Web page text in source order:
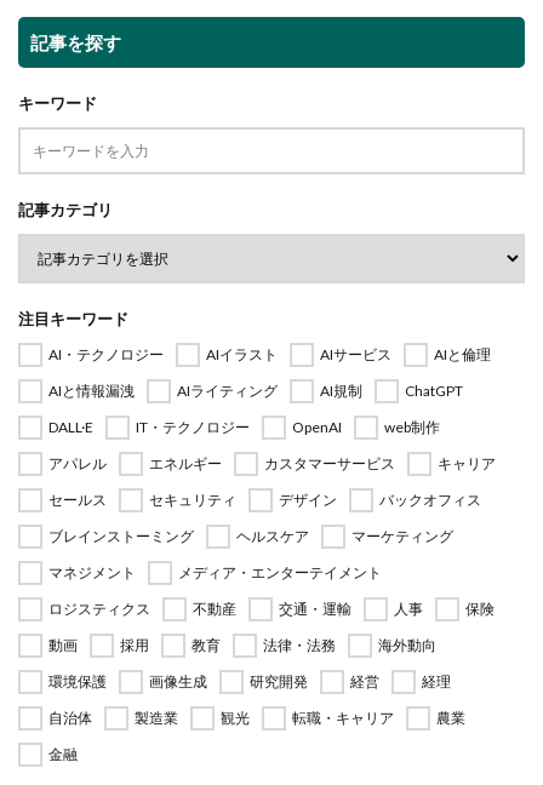
記事を探す
キーワード
記事カテゴリ
注目キーワード
AI・テクノロジー AIイラスト AIサービス
AIと倫理
AIと情報漏洩
AIライティング AI規制
ChatGPT
DALL·E
IT・テクノロジー OpenAI
web制作
アパレル
エネルギー カスタマーサービス
キャリア
セールス
セキュリティ デザイン
バックオフィス
ブレインストーミング
ヘルスケア
マーケティング
マネジメント
メディア・エンターテイメント
ロジスティクス
不動産 交通・運輸 人事
保険
動画
採用 教育 法律・法務
海外動向
環境保護
画像生成 研究開発 経営
経理
自治体
製造業 観光 転職・キャリア
農業
金融